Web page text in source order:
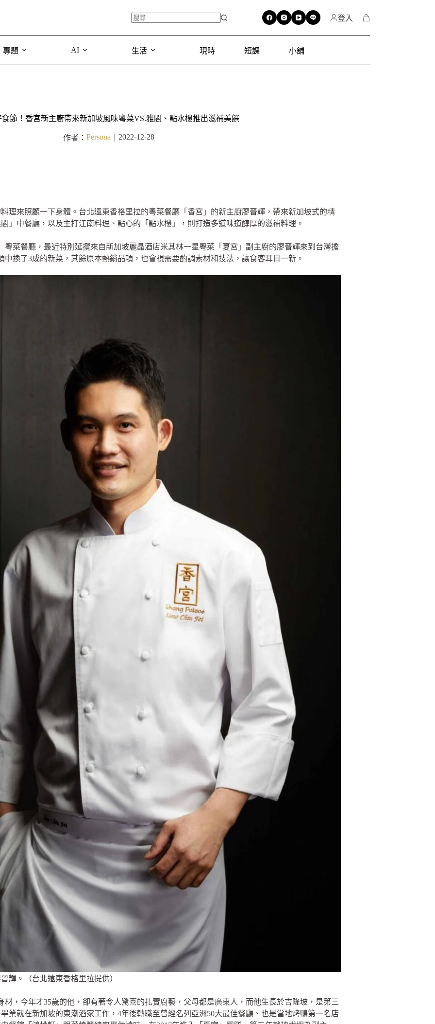
登入
專題 AI 生活 現時 短課 小舖
節！香宮新主廚帶來新加坡風味粵菜VS.雅閣、點水樓推出滋補美饌
作者： Persona 2022-12-28
理來照顧一下身體。台北遠東香格里拉的粵菜餐廳「香宮」的新主廚廖晉輝，帶來新加坡式的精
」中餐廳，以及主打江南料理、點心的「點水樓」，則打造多道味道醇厚的滋補料理。
粵菜餐廳，最近特別延攬來自新加坡麗晶酒店米其林一星粵菜「夏宮」副主廚的廖晉輝來到台灣擔
中換了3成的新菜，其餘原本熱銷品項，也會視需要酌調素材和技法，讓食客耳目一新。
輝。（台北遠東香格里拉提供）
材，今年才35歲的他，卻有著令人驚喜的扎實廚藝，父母都是廣東人，而他生長於吉隆坡，是第三
業就在新加坡的東潮酒家工作，4年後轉職至曾經名列亞洲50大最佳餐廳、也是當地烤鴨第一名店